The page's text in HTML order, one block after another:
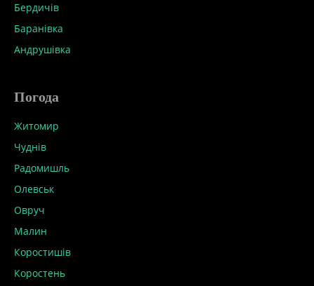
Бердичів
Баранівка
Андрушівка
Погода
Житомир
Чуднів
Радомишль
Олевськ
Овруч
Малин
Коростишів
Коростень